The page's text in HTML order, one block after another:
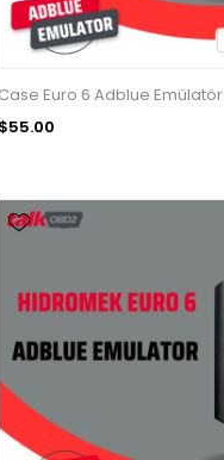
Case Euro 6 Adblue Emülatör
$55.00